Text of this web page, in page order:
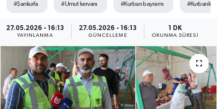
#Şanlıurfa #Umut kervanı #Kurban bayramı #Kurbanlık
27.05.2026 - 16:13
YAYINLANMA
27.05.2026 - 16:13
GÜNCELLEME
1 DK
OKUNMA SÜRESI
Genel
Güncel
Gündem